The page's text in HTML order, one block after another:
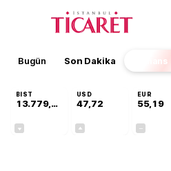
Bugün Son Dakika Finans
BIST
13.779,39
USD
47,72
EUR
55,19